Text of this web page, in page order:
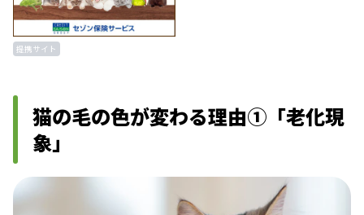
提携サイト
猫の毛の色が変わる理由①「老化現
象」